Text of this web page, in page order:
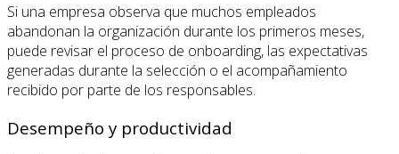
Si una empresa observa que muchos empleados
abandonan la organización durante los primeros meses,
puede revisar el proceso de onboarding, las expectativas
generadas durante la selección o el acompañamiento
recibido por parte de los responsables.
Desempeño y productividad